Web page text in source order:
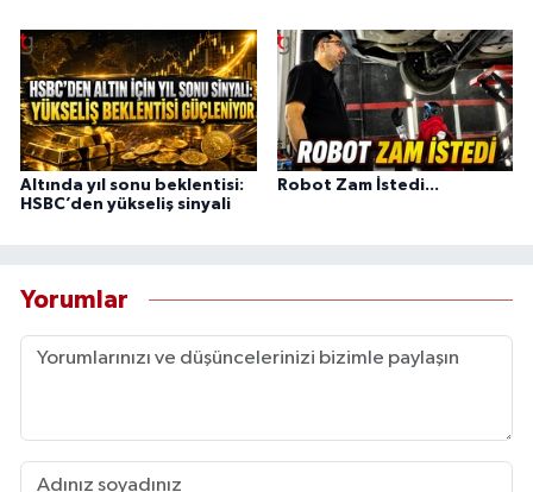
Altında yıl sonu beklentisi:
HSBC’den yükseliş sinyali
Robot Zam İstedi...
Yorumlar